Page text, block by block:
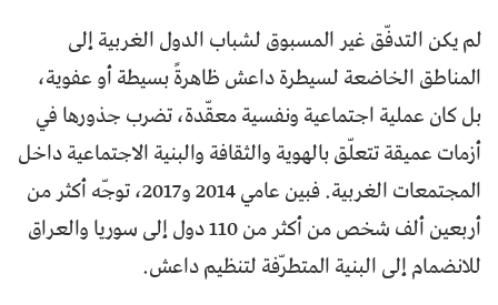
لم يكن التدفّق غير المسبوق لشباب الدول الغربية إلى
المناطق الخاضعة لسيطرة داعش ظاهرةً بسيطة أو عفوية،
بل كان عملية اجتماعية ونفسية معقّدة، تضرب جذورها في
أزمات عميقة تتعلّق بالهوية والثقافة والبنية الاجتماعية داخل
المجتمعات الغربية. فبين عامي 2014 و2017، توجّه أكثر من
أربعين ألف شخص من أكثر من 110 دول إلى سوريا والعراق
للانضمام إلى البنية المتطرّفة لتنظيم داعش.